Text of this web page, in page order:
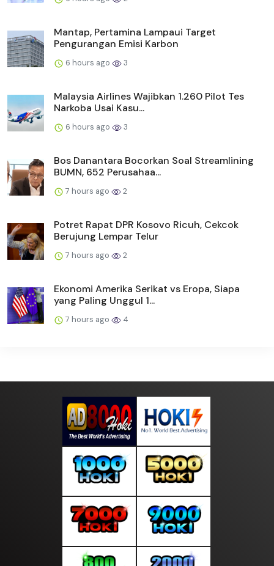
Mantap, Pertamina Lampaui Target
Pengurangan Emisi Karbon
6 hours ago 3
Malaysia Airlines Wajibkan 1.260 Pilot Tes
Narkoba Usai Kasu...
6 hours ago 3
Bos Danantara Bocorkan Soal Streamlining
BUMN, 652 Perusahaa...
7 hours ago 2
Potret Rapat DPR Kosovo Ricuh, Cekcok
Berujung Lempar Telur
7 hours ago 2
Ekonomi Amerika Serikat vs Eropa, Siapa
yang Paling Unggul 1...
7 hours ago 4